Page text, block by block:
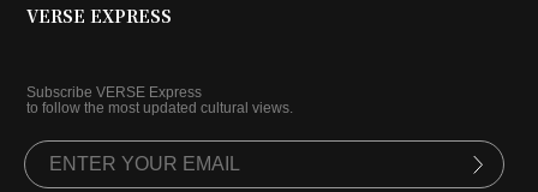
VERSE EXPRESS
Subscribe VERSE Express
to follow the most updated cultural views.